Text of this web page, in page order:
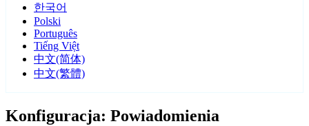
한국어
Polski
Português
Tiếng Việt
中文(简体)
中文(繁體)
Konfiguracja: Powiadomienia